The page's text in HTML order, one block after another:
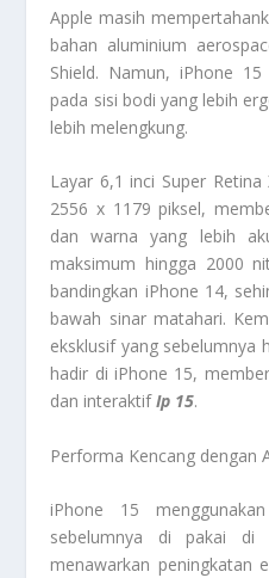
Apple masih
bahan aluminium
Shield. Namun, iPhone
pada sisi bodi yang lebih
lebih melengkung.
Layar 6,1 inci Super
2556 x 1179 piksel,
dan warna yang lebih
maksimum hingga 2000
bandingkan iPhone 14,
bawah sinar matahari.
eksklusif yang sebelumnya
hadir di iPhone 15,
dan interaktifIp 15.
Performa Kencang dengan
iPhone 15
sebelumnya di pakai
menawarkan peningkatan